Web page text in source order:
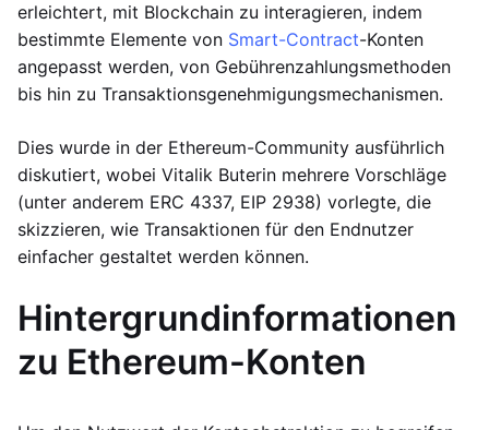
erleichtert, mit Blockchain zu interagieren, indem
bestimmte Elemente von Smart-Contract-Konten
angepasst werden, von Gebührenzahlungsmethoden
bis hin zu Transaktionsgenehmigungsmechanismen.
Dies wurde in der Ethereum-Community ausführlich
diskutiert, wobei Vitalik Buterin mehrere Vorschläge
(unter anderem ERC 4337, EIP 2938) vorlegte, die
skizzieren, wie Transaktionen für den Endnutzer
einfacher gestaltet werden können.
Hintergrundinformationen
zu Ethereum-Konten